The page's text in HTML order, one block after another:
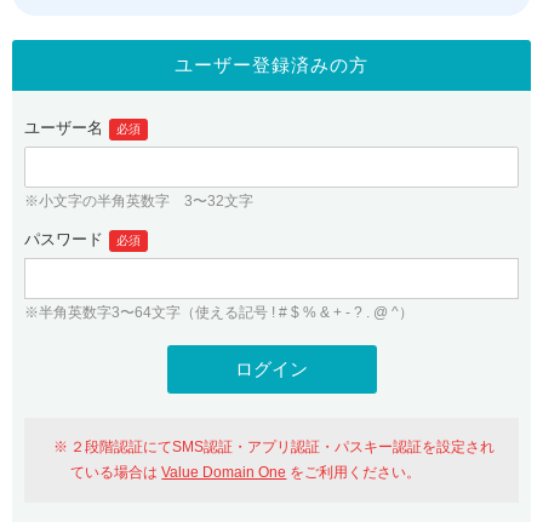
.jpドメインオークション
gTLDオークション NEW!
.jpドメインバックオーダー
プレミアムドメイン
人気ドメインの種類
WHOIS検索
紹介制度
バリュードメインAPI
ドメイン・ホスティングOEM
ログイン
従来のバリュードメインをご利用希望の方
Value Domainにログイン
おすすめ One レンタルサーバーを含む最新の機能を使う方
ユーザー登録
ユーザー登録済みの方
ユーザー名 必須
※小文字の半角英数字 3〜32文字
パスワード 必須
※半角英数字3〜64文字（使える記号 ! # $ % & + - ? . @ ^）
２段階認証にてSMS認証・アプリ認証・パスキー認証を設定され
ている場合はValue Domain One をご利用ください。